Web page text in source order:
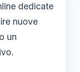
dedicate
nuove
un